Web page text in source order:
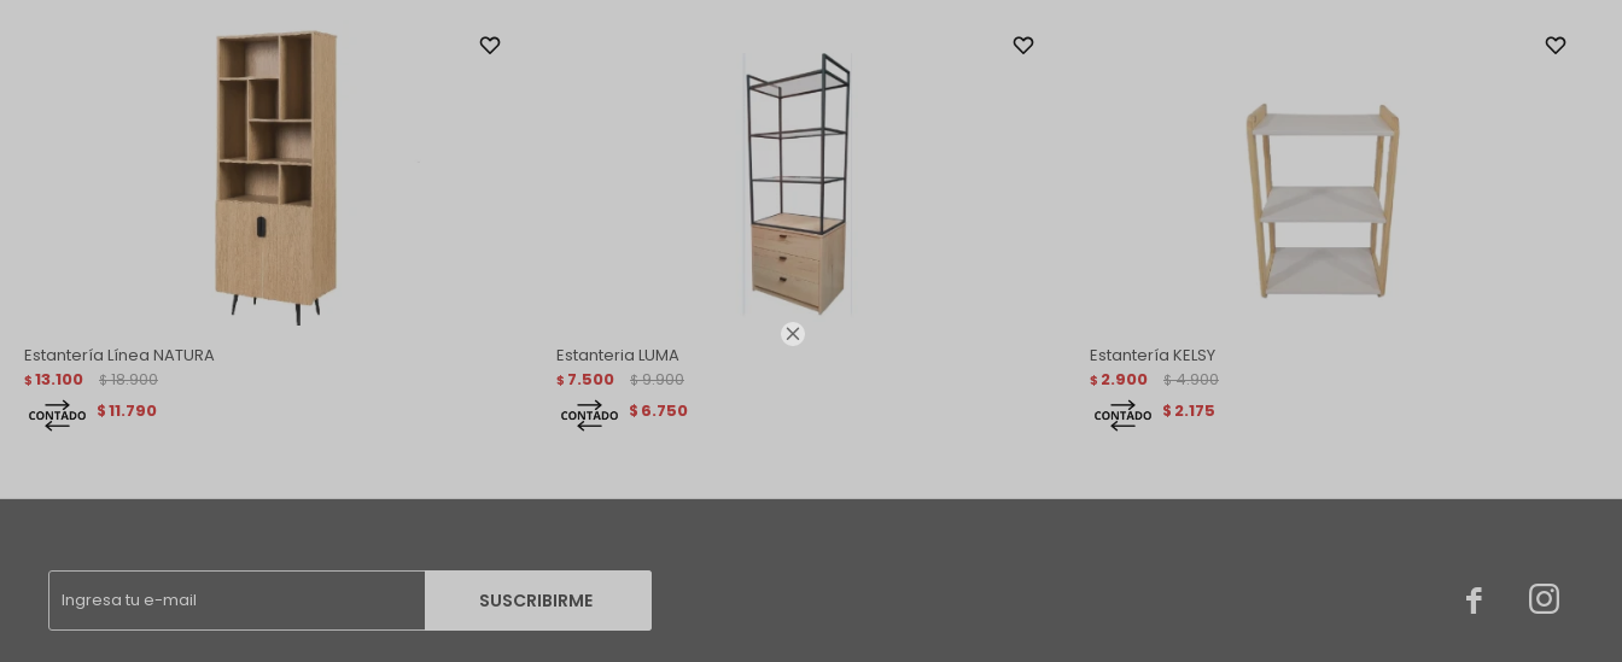

Estantería Línea NATURA
$ 13.100 $ 18.900
$11.790
Estanteria LUMA
$ 7.500 $ 9.900
$ 6.750
Estantería KELSY
$ 2.900 $ 4.900
$ 2.175
SUSCRIBIRME  